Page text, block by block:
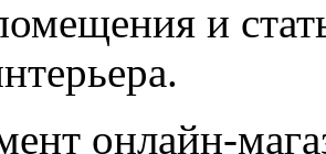
и
онлайн-